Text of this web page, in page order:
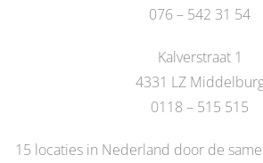
076 – 542 31 54
Kalverstraat 1
4331 LZ
0118 – 515 515
15 locaties in Nederland door de